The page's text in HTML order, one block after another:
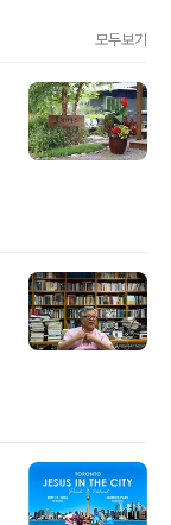
모두보기